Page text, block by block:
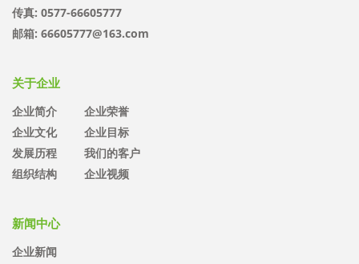
传真: 0577-66605777
邮箱: 66605777@163.com
关于企业
企业简介
企业荣誉
企业文化
企业目标
发展历程
我们的客户
组织结构
企业视频
新闻中心
企业新闻